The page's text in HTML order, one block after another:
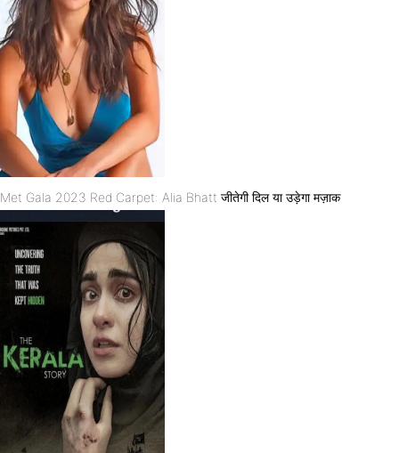
Met Gala 2023 Red Carpet: Alia Bhatt जीतेगी दिल या उड़ेगा मज़ाक